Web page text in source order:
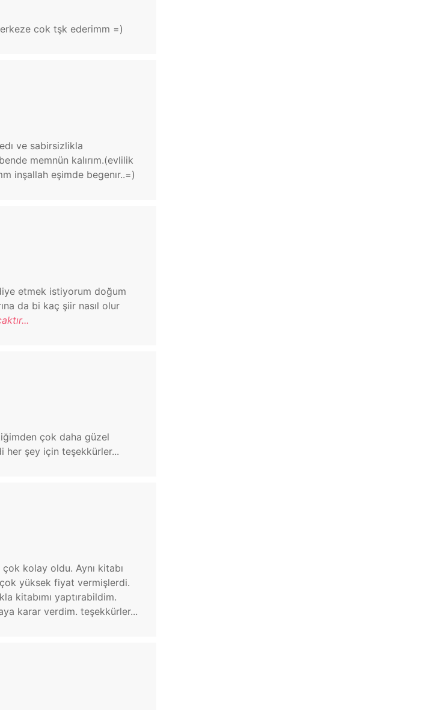
cok tşk ederimm =)
ve sabirsizlikla
memnün kalırım.(evlilik
inşallah eşimde begenır..=)
etmek istiyorum doğum
da bi kaç şiir nasıl olur
çok daha güzel
her şey için teşekkürler...
kolay oldu. Aynı kitabı
yüksek fiyat vermişlerdi.
kitabımı yaptırabildim.
karar verdim. teşekkürler...